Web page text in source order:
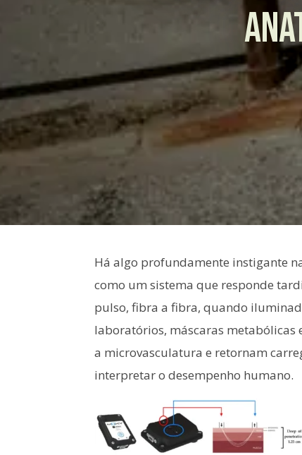
Há algo profundamente instigante
como um sistema que responde
pulso, fibra a fibra, quando
laboratórios, máscaras metabólicas
a microvasculatura e retornam
interpretar o desempenho humano.